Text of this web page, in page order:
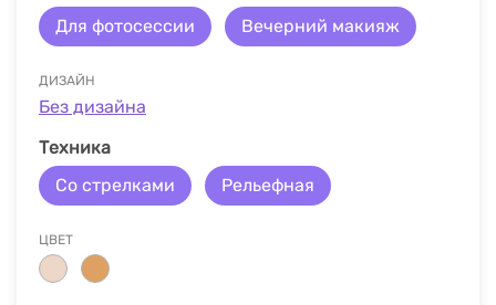
Для фотосессии
Вечерний макияж
ДИЗАЙН
Без дизайна
Техника
Со стрелками
Рельефная
ЦВЕТ